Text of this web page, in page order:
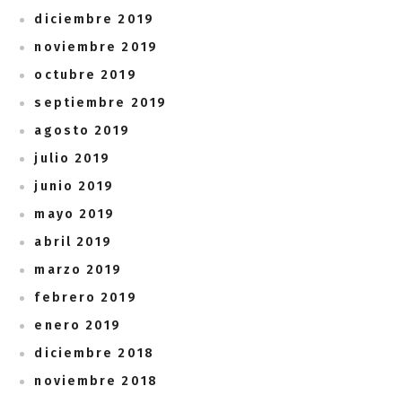
diciembre 2019
noviembre 2019
octubre 2019
septiembre 2019
agosto 2019
julio 2019
junio 2019
mayo 2019
abril 2019
marzo 2019
febrero 2019
enero 2019
diciembre 2018
noviembre 2018